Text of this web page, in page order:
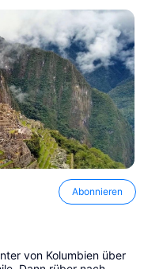
Abonnieren
von Kolumbien über